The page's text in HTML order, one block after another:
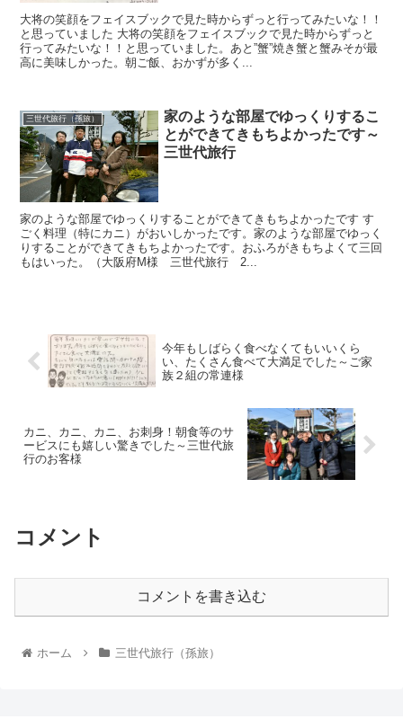
大将の笑顔をフェイスブックで見た時からずっと行ってみたいな！！
と思っていました 大将の笑顔をフェイスブックで見た時からずっと
行ってみたいな！！と思っていました。あと”蟹”焼き蟹と蟹みそが最
高に美味しかった。朝ご飯、おかずが多く...
三世代旅行（孫旅）
家のような部屋でゆっくりするこ
とができてきもちよかったです～
三世代旅行
家のような部屋でゆっくりすることができてきもちよかったです す
ごく料理（特にカニ）がおいしかったです。家のような部屋でゆっく
りすることができてきもちよかったです。おふろがきもちよくて三回
もはいった。（大阪府M様 三世代旅行 2...
今年もしばらく食べなくてもいいくら
い、たくさん食べて大満足でした～ご家
族２組の常連様
カニ、カニ、カニ、お刺身！朝食等のサ
ービスにも嬉しい驚きでした～三世代旅
行のお客様
コメント
コメントを書き込む
ホーム 三世代旅行（孫旅）